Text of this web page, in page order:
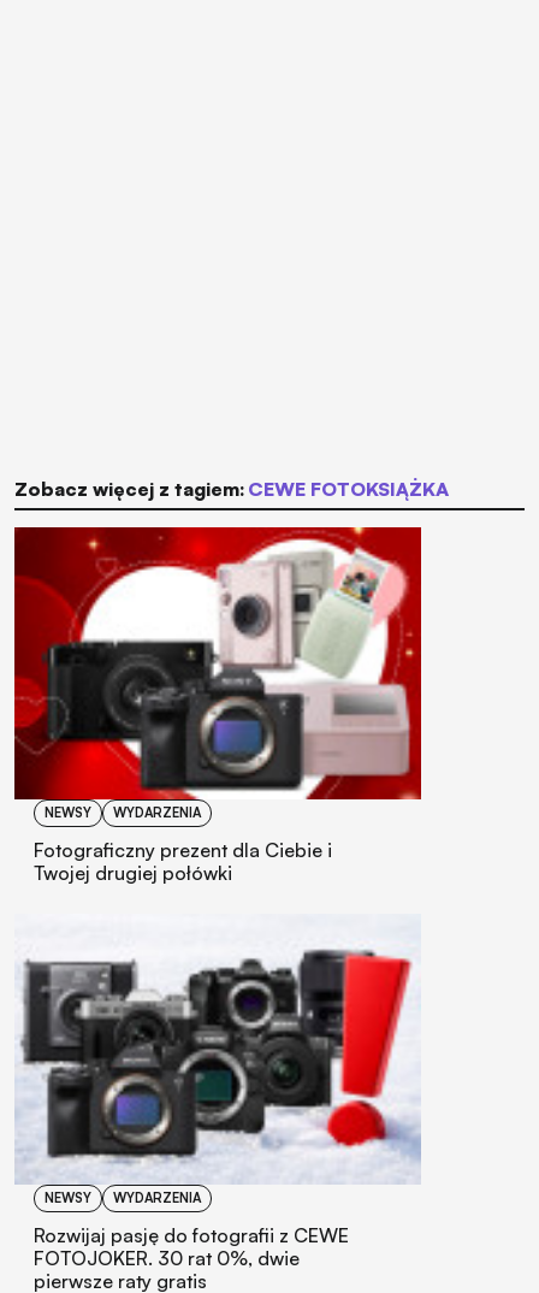
Zobacz więcej z tagiem: CEWE FOTOKSIĄŻKA
NEWSY WYDARZENIA
Fotograficzny prezent dla Ciebie i
Twojej drugiej połówki
NEWSY WYDARZENIA
Rozwijaj pasję do fotografii z CEWE
FOTOJOKER. 30 rat 0%, dwie
pierwsze raty gratis